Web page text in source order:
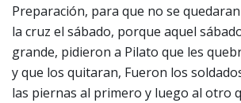
Preparación, para que no se
la cruz el sábado, porque aquel
grande, pidieron a Pilato que les
y que los quitaran, Fueron los
las piernas al primero y luego al otro